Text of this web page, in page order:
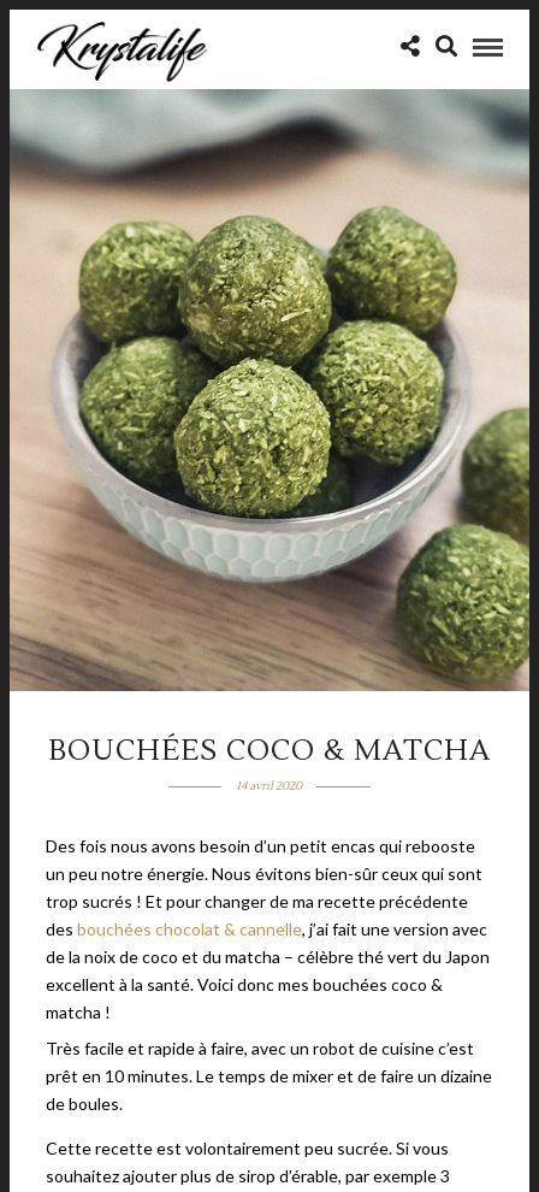
BOUCHÉES COCO & MATCHA
14 avril 2020
Des fois nous avons besoin d’un petit encas qui rebooste
un peu notre énergie. Nous évitons bien-sûr ceux qui sont
trop sucrés ! Et pour changer de ma recette précédente
des bouchées chocolat & cannelle, j’ai fait une version avec
de la noix de coco et du matcha – célèbre thé vert du Japon
excellent à la santé. Voici donc mes bouchées coco &
matcha !
Très facile et rapide à faire, avec un robot de cuisine c’est
prêt en 10 minutes. Le temps de mixer et de faire un dizaine
de boules.
Cette recette est volontairement peu sucrée. Si vous
souhaitez ajouter plus de sirop d’érable, par exemple 3